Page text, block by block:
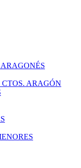
CTOS. ARAGÓN